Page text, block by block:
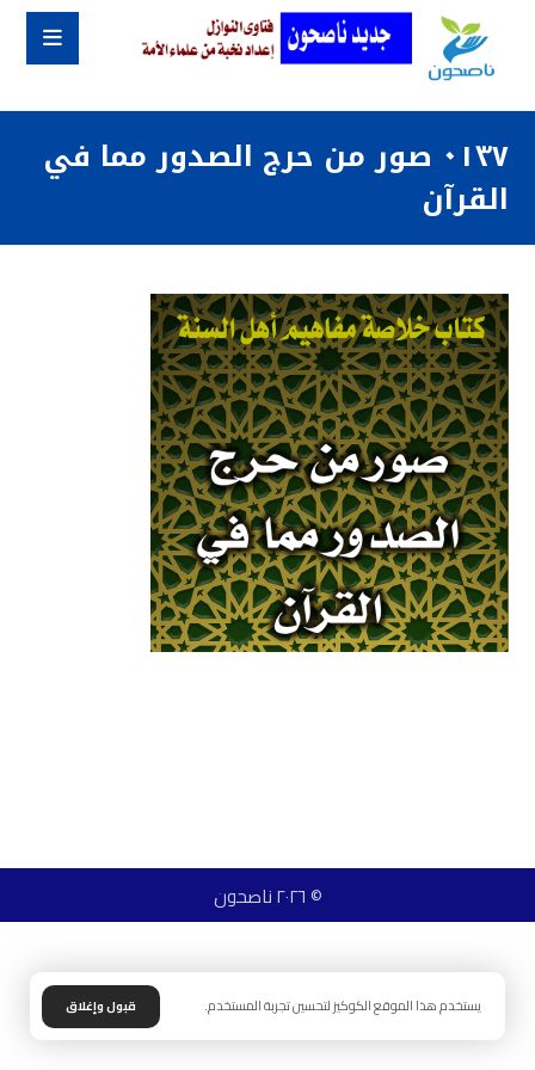
٠١٣٧ صور من حرج الصدور مما في
القرآن
© ٢٠٢٦ ناصحون
يستخدم هذا الموقع الكوكيز لتحسين تجربة المستخدم. قبول وإغلاق